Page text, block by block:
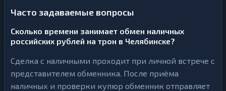
Часто задаваемые вопросы
Сколько времени занимает обмен наличных
российских рублей на трон в Челябинске?
Сделка с наличными проходит при личной встрече с
представителем обменника. После приёма
наличных и проверки купюр обменник отправляет